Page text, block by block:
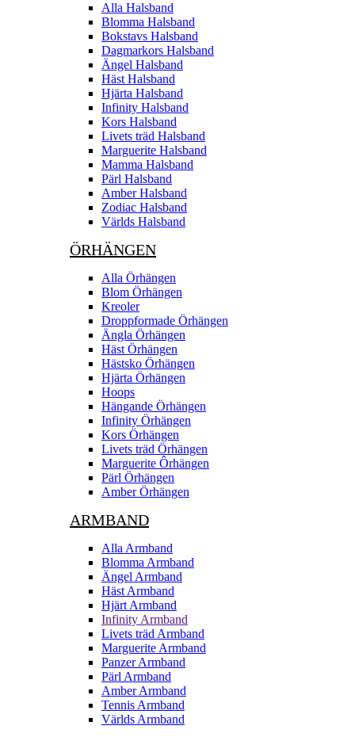
Alla Halsband
Blomma Halsband
Bokstavs Halsband
Dagmarkors Halsband
Ängel Halsband
Häst Halsband
Hjärta Halsband
Infinity Halsband
Kors Halsband
Livets träd Halsband
Marguerite Halsband
Mamma Halsband
Pärl Halsband
Amber Halsband
Zodiac Halsband
Världs Halsband
ÖRHÄNGEN
Alla Örhängen
Blom Örhängen
Kreoler
Droppformade Örhängen
Ängla Örhängen
Häst Örhängen
Hästsko Örhängen
Hjärta Örhängen
Hoops
Hängande Örhängen
Infinity Örhängen
Kors Örhängen
Livets träd Örhängen
Marguerite Ôrhängen
Pärl Örhängen
Amber Örhängen
ARMBAND
Alla Armband
Blomma Armband
Ängel Armband
Häst Armband
Hjärt Armband
Infinity Armband
Livets träd Armband
Marguerite Armband
Panzer Armband
Pärl Armband
Amber Armband
Tennis Armband
Världs Armband